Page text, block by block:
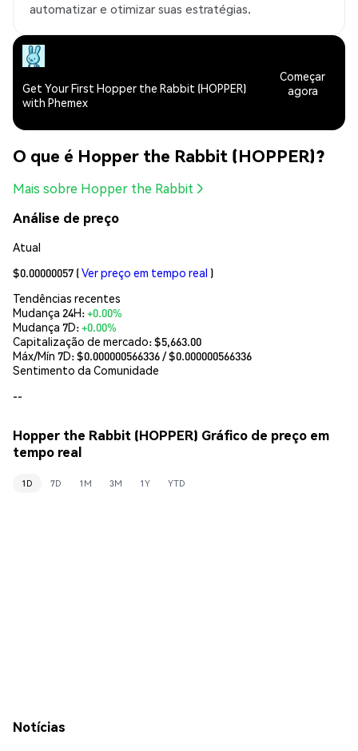
automatizar e otimizar suas estratégias.
Get Your First Hopper the Rabbit (HOPPER)
with Phemex
Começar
agora
O que é Hopper the Rabbit (HOPPER)?
Mais sobre Hopper the Rabbit
Análise de preço
Atual
$0.00000057 (Ver preço em tempo real )
Tendências recentes
Mudança 24H:+0.00%
Mudança 7D:+0.00%
Capitalização de mercado:$5,663.00
Máx/Mín 7D: $0.000000566336/ $0.000000566336
Sentimento da Comunidade
--
Hopper the Rabbit (HOPPER) Gráfico de preço em
tempo real
1D 7D 1M 3M 1Y YTD
Notícias